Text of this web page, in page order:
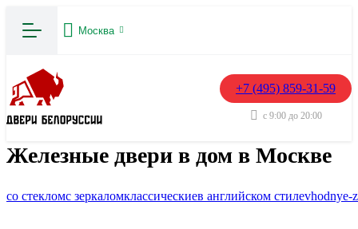
Москва
+7 (495) 859-31-59
с 9:00 до 20:00
Железные двери в дом в Москве
со стекломс зеркаломклассическиев английском стилеvhodnye-